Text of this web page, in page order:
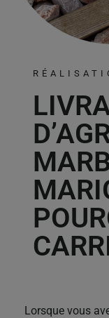
Lorsque vous